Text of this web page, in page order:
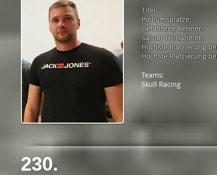
Titel:
Podiumsplätze:
Gefahrene Rennen:
Saison Teilnahmen:
Höchste Platzierung
Höchste Platzierung
Teams:
Skull Racing
230.